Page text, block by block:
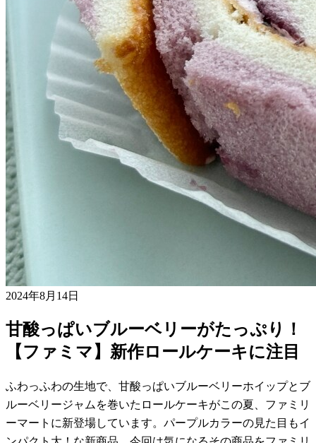
2024年8月14日
甘酸っぱいブルーベリーがたっぷり！
【ファミマ】新作ロールケーキに注目
ふわっふわの生地で、甘酸っぱいブルーベリーホイップとブ
ルーベリージャムを巻いたロールケーキがこの夏、ファミリ
ーマートに新登場しています。パープルカラーの見た目もイ